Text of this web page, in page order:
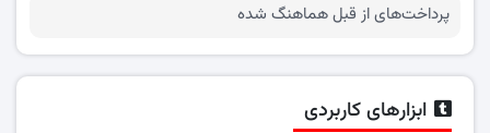
پرداخت‌های از قبل هماهنگ شده
ابزارهای کاربردی